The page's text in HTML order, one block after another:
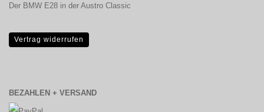
Der BMW E28 in der Austro Classic
Vertrag widerrufen
BEZAHLEN + VERSAND